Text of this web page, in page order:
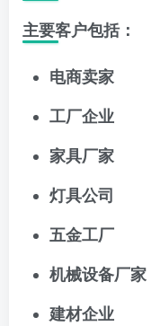
主要客户包括：
电商卖家
工厂企业
家具厂家
灯具公司
五金工厂
机械设备厂家
建材企业